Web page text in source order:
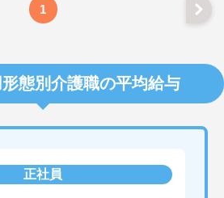
1
態別介護職の平均給与
正社員